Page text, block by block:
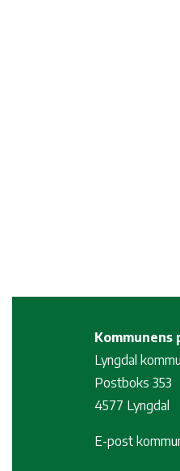
Lyngdal
Postboks 353
4577 Lyngdal
E-post